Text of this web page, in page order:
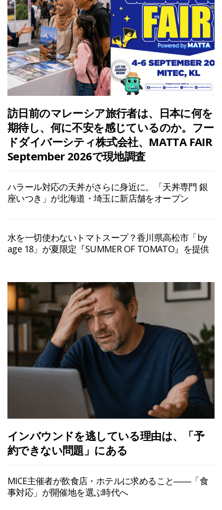
訪日前のマレーシア旅行者は、日本に何を
期待し、何に不安を感じているのか。フー
ドダイバーシティ株式会社、MATTA FAIR
September 2026で現地調査
ハラール対応の天丼がさらに身近に。「天丼専門 銀
座いつき」が北海道・埼玉に新店舗をオープン
水を一切使わないトマトスープ？香川県高松市「by
age 18」が夏限定『SUMMER OF TOMATO』を提供
インバウンドを逃している理由は、「予
約できない問題」にある
MICE主催者が飲食店・ホテルに求めること――「食
事対応」が開催地を選ぶ時代へ